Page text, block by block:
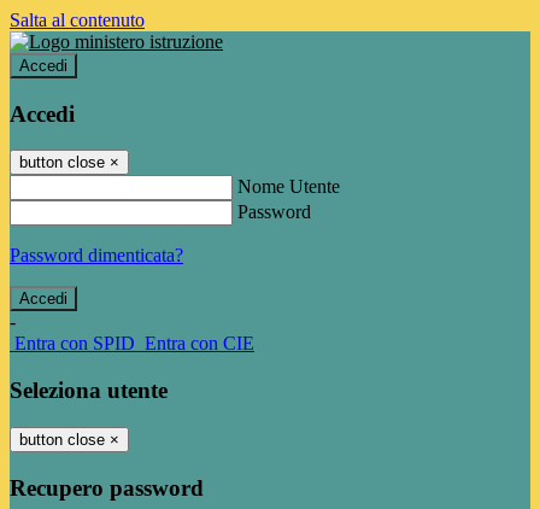
Salta al contenuto
Accedi
Accedi
button close ×
Nome Utente
Password
Password dimenticata?
-
Entra con SPID Entra con CIE
Seleziona utente
button close ×
Recupero password